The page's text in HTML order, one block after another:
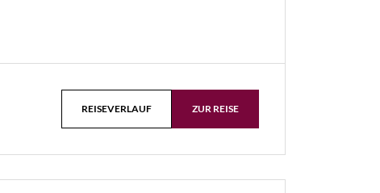
REISEVERLAUF ZUR REISE